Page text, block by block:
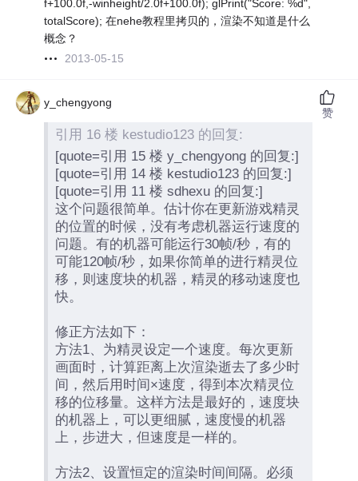
f+100.0f,-winheight/2.0f+100.0f); glPrint("Score: %d",
totalScore); 在nehe教程里拷贝的，渲染不知道是什么
概念？
2013-05-15
y_chengyong
引用 16 楼 kestudio123 的回复:
[quote=引用 15 楼 y_chengyong 的回复:]
[quote=引用 14 楼 kestudio123 的回复:]
[quote=引用 11 楼 sdhexu 的回复:]
这个问题很简单。估计你在更新游戏精灵
的位置的时候，没有考虑机器运行速度的
问题。有的机器可能运行30帧/秒，有的
可能120帧/秒，如果你简单的进行精灵位
移，则速度块的机器，精灵的移动速度也
快。
修正方法如下：
方法1、为精灵设定一个速度。每次更新
画面时，计算距离上次渲染逝去了多少时
间，然后用时间×速度，得到本次精灵位
移的位移量。这样方法是最好的，速度块
的机器上，可以更细腻，速度慢的机器
上，步进大，但速度是一样的。
方法2、设置恒定的渲染时间间隔。必须
赞